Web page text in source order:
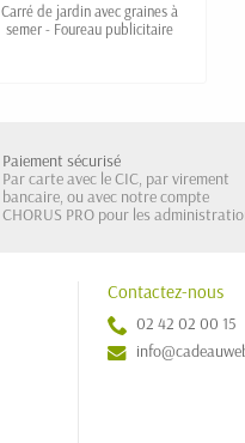
Carré de jardin avec graines à
semer - Foureau publicitaire
Paiement sécurisé
Par carte avec le CIC, par virement
bancaire, ou avec notre compte
CHORUS PRO pour les
Contactez-nous
02 42 02 00 15